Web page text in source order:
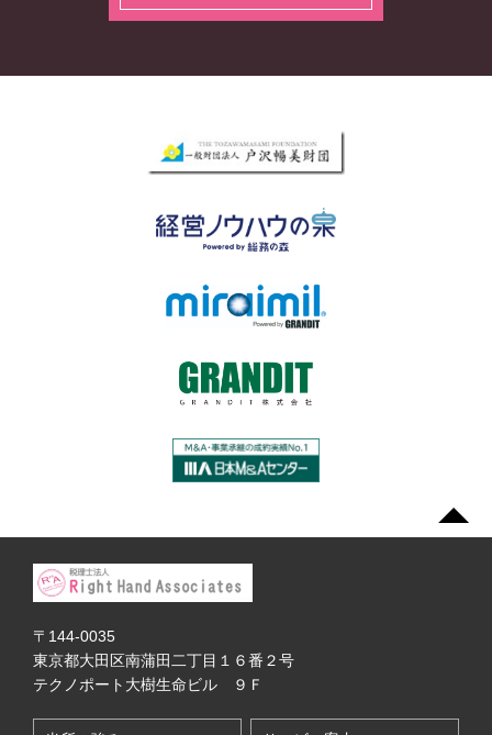
〒144-0035
東京都大田区南蒲田二丁目１６番２号
テクノポート大樹生命ビル ９Ｆ